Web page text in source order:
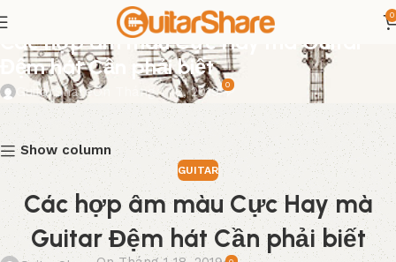
0
GUITAR
Các hợp âm màu Cực Hay mà Guitar
Đệm hát Cần phải biết
GuitarShareOn Tháng 1 18, 2019 0
Show column
GUITAR
Các hợp âm màu Cực Hay mà
Guitar Đệm hát Cần phải biết